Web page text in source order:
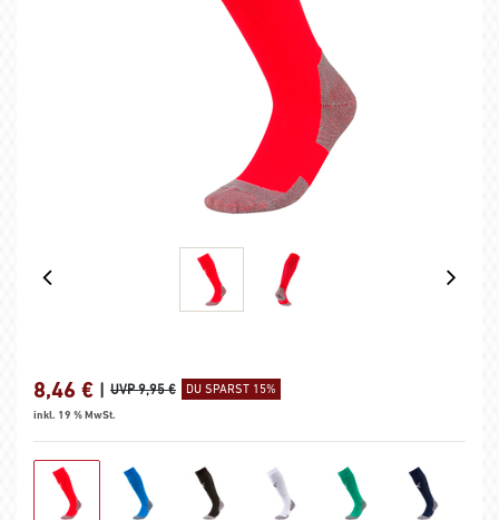
8,46 € | UVP 9,95 € DU SPARST 15%
inkl. 19 % MwSt.